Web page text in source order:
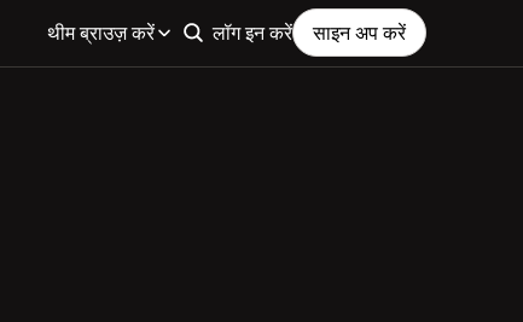
थीम ब्राउज़ करें लॉग इन करें साइन अप करें